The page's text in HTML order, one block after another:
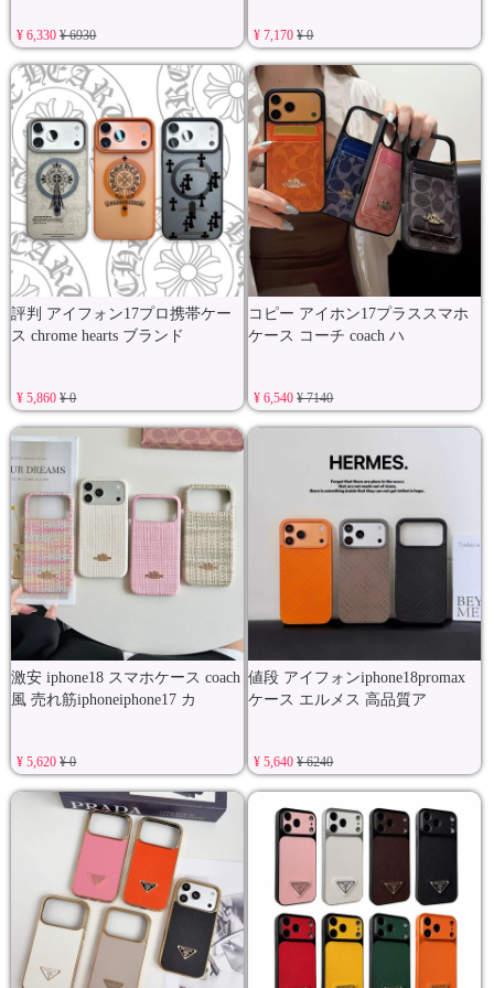
¥ 6,330¥ 6930 ¥ 7,170¥ 0
評判 アイフォン17プロ携帯ケー
ス chrome hearts ブランド
¥ 5,860¥ 0
コピー アイホン17プラススマホ
ケース コーチ coach ハ
¥ 6,540¥ 7140
激安 iphone18 スマホケース coach
風 売れ筋iphoneiphone17 カ
¥ 5,620¥ 0
値段 アイフォンiphone18promax
ケース エルメス 高品質ア
¥ 5,640¥ 6240